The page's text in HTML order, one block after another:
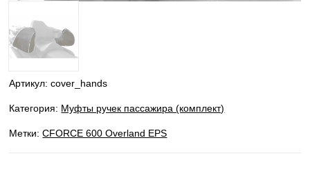
Артикул:cover_hands
Категория: Муфты ручек пассажира (комплект)
Метки:CFORCE 600 Overland EPS